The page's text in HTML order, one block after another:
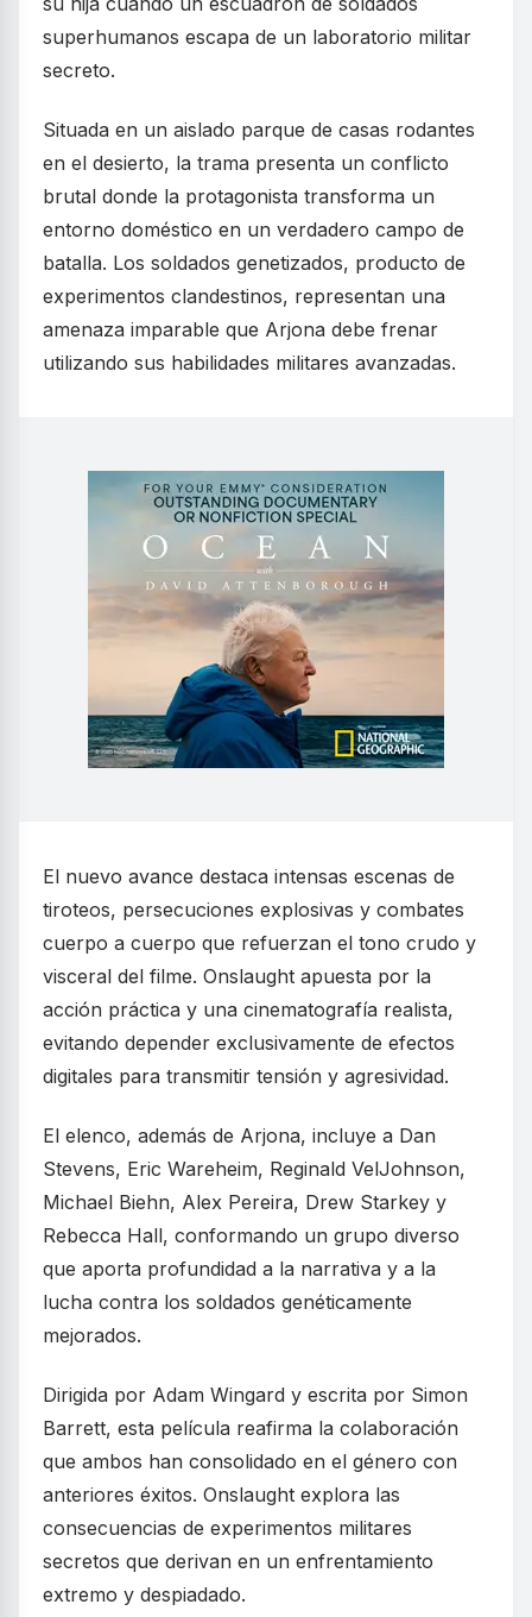
superhumanos escapa de un laboratorio militar
secreto.
Situada en un aislado parque de casas rodantes
en el desierto, la trama presenta un conflicto
brutal donde la protagonista transforma un
entorno doméstico en un verdadero campo de
batalla. Los soldados genetizados, producto de
experimentos clandestinos, representan una
amenaza imparable que Arjona debe frenar
utilizando sus habilidades militares avanzadas.
El nuevo avance destaca intensas escenas de
tiroteos, persecuciones explosivas y combates
cuerpo a cuerpo que refuerzan el tono crudo y
visceral del filme. Onslaught apuesta por la
acción práctica y una cinematografía realista,
evitando depender exclusivamente de efectos
digitales para transmitir tensión y agresividad.
El elenco, además de Arjona, incluye a Dan
Stevens, Eric Wareheim, Reginald VelJohnson,
Michael Biehn, Alex Pereira, Drew Starkey y
Rebecca Hall, conformando un grupo diverso
que aporta profundidad a la narrativa y a la
lucha contra los soldados genéticamente
mejorados.
Dirigida por Adam Wingard y escrita por Simon
Barrett, esta película reafirma la colaboración
que ambos han consolidado en el género con
anteriores éxitos. Onslaught explora las
consecuencias de experimentos militares
secretos que derivan en un enfrentamiento
extremo y despiadado.